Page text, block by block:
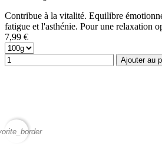
Contribue à la vitalité. Equilibre
fatigue et l'asthénie. Pour une relaxation
7,99 €
Ajouter au